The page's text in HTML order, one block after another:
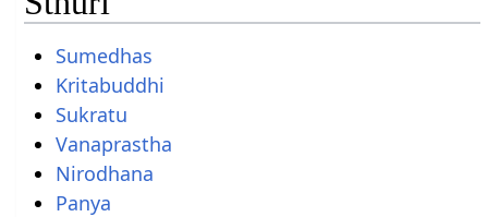
Sumedhas
Kritabuddhi
Sukratu
Vanaprastha
Nirodhana
Panya